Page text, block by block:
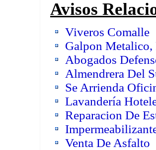
Avisos
Viveros Comalle
Galpon Metalico,
Abogados
Almendrera Del
Se Arrienda
Lavandería
Reparacion De
Venta De Asfalto